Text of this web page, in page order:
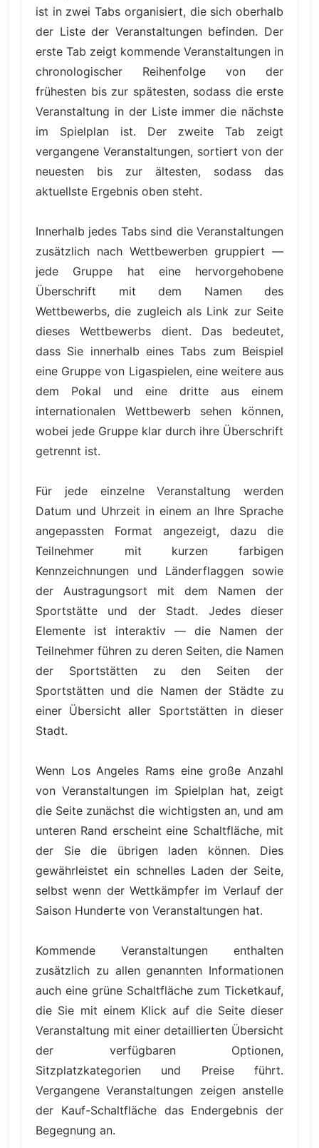
ist in zwei Tabs organisiert, die sich oberhalb
der Liste der Veranstaltungen befinden. Der
erste Tab zeigt kommende Veranstaltungen in
chronologischer Reihenfolge von der
frühesten bis zur spätesten, sodass die erste
Veranstaltung in der Liste immer die nächste
im Spielplan ist. Der zweite Tab zeigt
vergangene Veranstaltungen, sortiert von der
neuesten bis zur ältesten, sodass das
aktuellste Ergebnis oben steht.
Innerhalb jedes Tabs sind die Veranstaltungen
zusätzlich nach Wettbewerben gruppiert —
jede Gruppe hat eine hervorgehobene
Überschrift mit dem Namen des
Wettbewerbs, die zugleich als Link zur Seite
dieses Wettbewerbs dient. Das bedeutet,
dass Sie innerhalb eines Tabs zum Beispiel
eine Gruppe von Ligaspielen, eine weitere aus
dem Pokal und eine dritte aus einem
internationalen Wettbewerb sehen können,
wobei jede Gruppe klar durch ihre Überschrift
getrennt ist.
Für jede einzelne Veranstaltung werden
Datum und Uhrzeit in einem an Ihre Sprache
angepassten Format angezeigt, dazu die
Teilnehmer mit kurzen farbigen
Kennzeichnungen und Länderflaggen sowie
der Austragungsort mit dem Namen der
Sportstätte und der Stadt. Jedes dieser
Elemente ist interaktiv — die Namen der
Teilnehmer führen zu deren Seiten, die Namen
der Sportstätten zu den Seiten der
Sportstätten und die Namen der Städte zu
einer Übersicht aller Sportstätten in dieser
Stadt.
Wenn Los Angeles Rams eine große Anzahl
von Veranstaltungen im Spielplan hat, zeigt
die Seite zunächst die wichtigsten an, und am
unteren Rand erscheint eine Schaltfläche, mit
der Sie die übrigen laden können. Dies
gewährleistet ein schnelles Laden der Seite,
selbst wenn der Wettkämpfer im Verlauf der
Saison Hunderte von Veranstaltungen hat.
Kommende Veranstaltungen enthalten
zusätzlich zu allen genannten Informationen
auch eine grüne Schaltfläche zum Ticketkauf,
die Sie mit einem Klick auf die Seite dieser
Veranstaltung mit einer detaillierten Übersicht
der verfügbaren Optionen,
Sitzplatzkategorien und Preise führt.
Vergangene Veranstaltungen zeigen anstelle
der Kauf-Schaltfläche das Endergebnis der
Begegnung an.